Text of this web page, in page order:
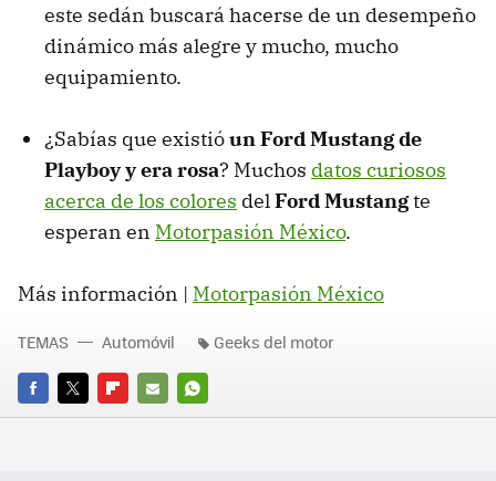
este sedán buscará hacerse de un desempeño
dinámico más alegre y mucho, mucho
equipamiento.
¿Sabías que existióun Ford Mustang de
Playboy y era rosa? Muchos datos curiosos
acerca de los colores delFord Mustangte
esperan en Motorpasión México.
Más información | Motorpasión México
FACEBOOK
TWITTERFLIPBOARD
E-
WHATSAPP
TEMAS Automóvil Geeks del motor